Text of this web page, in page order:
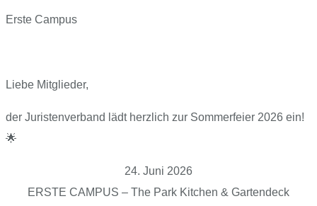
Erste Campus
Liebe Mitglieder,
der Juristenverband lädt herzlich zur Sommerfeier 2026 ein!
🌟
24.⁠ ⁠Juni 2026
ERSTE CAMPUS – The Park Kitchen & Gartendeck